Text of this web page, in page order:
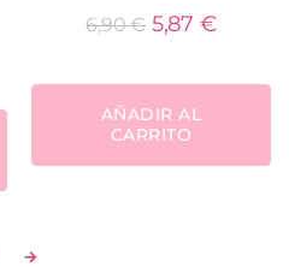
6,90€ 5,87 €
AÑADIR AL
CARRITO
→